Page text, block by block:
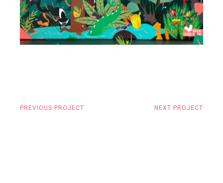
PREVIOUS PROJECT NEXT PROJECT